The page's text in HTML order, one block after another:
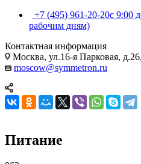
+7 (495) 961-20-20с 9:00
рабочим дням)
Контактная информация
Москва, ул.16-я Парковая,
moscow@symmetron.ru
Питание